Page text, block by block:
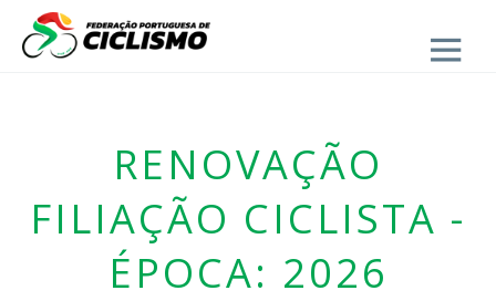
Close
RENOVAÇÃO
FILIAÇÃO CICLISTA -
ÉPOCA: 2026